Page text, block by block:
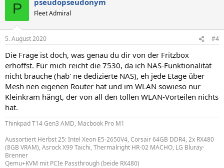
P Fleet Admiral
5. August 2020 #4
Die Frage ist doch, was genau du dir von der Fritzbox
erhoffst. Für mich reicht die 7530, da ich NAS-Funktionalität
nicht brauche (hab' ne dedizierte NAS), eh jede Etage über
Mesh nen eigenen Router hat und im WLAN sowieso nur
Kleinkram hängt, der von all den tollen WLAN-Vorteilen nichts
hat.
Thinkpad T14 Gen3 AMD, Macbook Pro M1
Aussortiert Herbst 25: Intel Xeon E5-2650V4, Corsair 64GB DDR4, 2x RX480
(8GB VRAM), Asrock X99 Taichi, Thermalright HR-02 MACHO, LG Bluray-
Brenner
Qemu+KVM mit PCIe Passthrough (beide RX480)